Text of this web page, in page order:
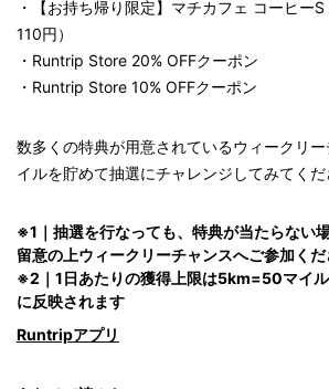
・【お持ち帰り限定】マチカフェ コーヒー
110円）
・Runtrip Store 20% OFFクーポン
・Runtrip Store 10% OFFクーポン
数多くの特典が用意されているウィークリ
イルを貯めて抽選にチャレンジしてみてくだ
※1｜抽選を行なっても、特典が当たらない
留意の上ウィークリーチャンスへご参加く
※2｜1日あたりの獲得上限は5km=50マイ
に反映されます
Runtripアプリ